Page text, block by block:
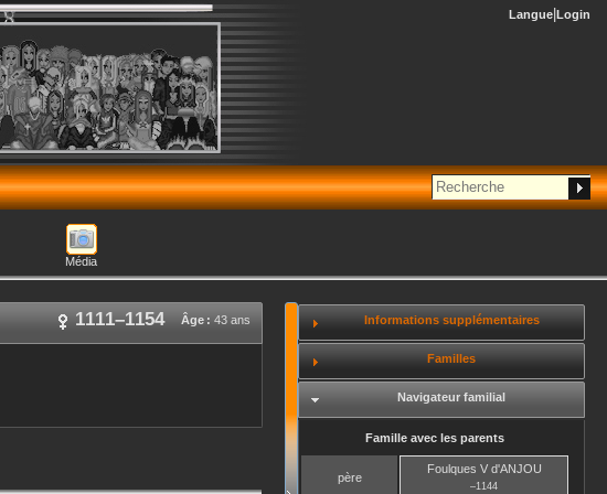
Langue Login
Média
Âge : 43 ans
1111–1154 Informations supplémentaires
Familles
Navigateur familial
Famille avec les parents
père
Foulques Vd'ANJOU
–1144